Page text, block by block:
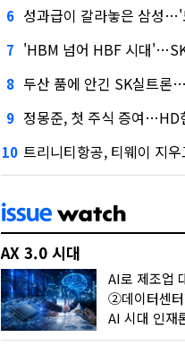
6 성과급이 갈라놓은 삼성…'노노갈등'
7 'HBM 넘어 HBF 시대'…SK하이닉스, AI
8 두산 품에 안긴 SK실트론…남은 퍼즐
9 정몽준, 첫 주식 증여…HD
10 트리니티항공, 티웨이 지
AX 3.0 시대